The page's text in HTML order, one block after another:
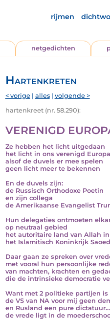
rijmen
netgedichten
Hartenkreten
< vorige| alles| volgende >
hartenkreet (nr. 58.290):
VERENIGD
Ze hebben het licht uitgedaan
het licht in ons verenigd Europa
alsof de duvels er mee spelen
geen licht meer te bekennen
En de duvels zijn:
de Russisch Orthodoxe Poetin
en zijn collega
de Amerikaanse Evangelist
Hun delegaties ontmoeten
op neutraal gebied
het autoritaire land van Allah in
het Islamitisch Koninkrijk
Daar gaan ze spreken over
met vooral hun persoonlijke
van machten, krachten en
die de intrinsieke democratie
Want met 2 politieke partijen is
de VS van NA voor mij geen
en Rusland een pure
de vrede ligt in de